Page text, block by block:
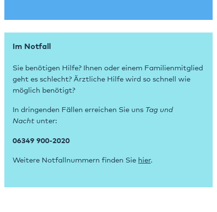
Im Notfall
Sie benötigen Hilfe? Ihnen oder einem Familienmitglied
geht es schlecht? Ärztliche Hilfe wird so schnell wie
möglich benötigt?
In dringenden Fällen erreichen Sie uns Tag und
Nacht unter:
06349 900-2020
Weitere Notfallnummern finden Sie hier.